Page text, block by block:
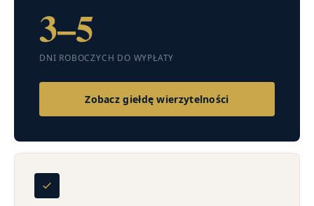
3–5
DNI ROBOCZYCH DO WYPŁATY
Zobacz giełdę wierzytelności